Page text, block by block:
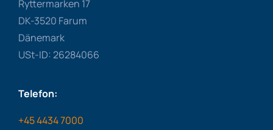
Ryttermarken 17
DK-3520 Farum
Dänemark
USt-ID: 26284066
Telefon:
+45 4434 7000